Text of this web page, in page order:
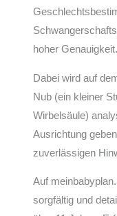
hoher Genauigkeit.
Dabei wird auf
Nub (ein kleiner
Wirbelsäule)
Ausrichtung
zuverlässigen
Auf
sorgfältig und